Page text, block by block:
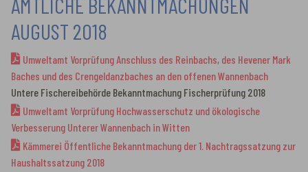
AUGUST 2018
Umweltamt Vorprüfung Anschluss des Reinbachs, des Hevener Mark
Baches und des Crengeldanzbaches an den offenen Wannenbach
Untere Fischereibehörde Bekanntmachung Fischerprüfung 2018
Umweltamt Vorprüfung Hochwasserschutz und ökologische
Verbesserung Unterer Wannenbach in Witten
Kämmerei Öffentliche Bekanntmachung der 1. Nachtragssatzung zur
Haushaltssatzung 2018